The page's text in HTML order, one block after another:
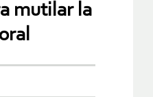
mutilar la